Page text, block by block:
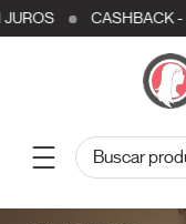
CASHBACK -